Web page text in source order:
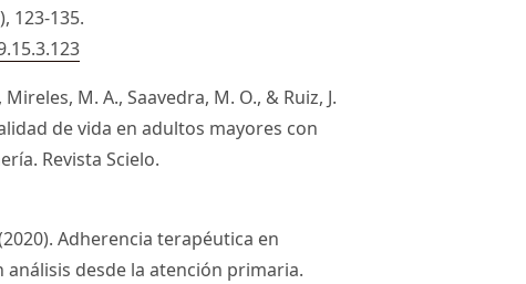
123-135.
M. A., Saavedra, M. O., & Ruiz, J.
de vida en adultos mayores con
Revista Scielo.
Adherencia terapéutica en
desde la atención primaria.